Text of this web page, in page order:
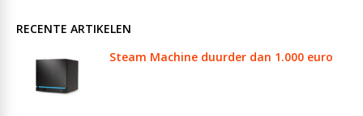
RECENTE ARTIKELEN
Steam Machine duurder dan 1.000 euro